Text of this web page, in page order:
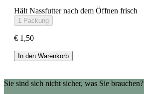
Hält Nassfutter nach dem Öffnen frisch
1 Packung
€ 1,50
In den Warenkorb
Sie sind sich nicht sicher, was Sie brauchen?